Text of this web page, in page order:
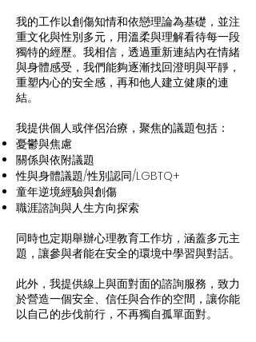
我的工作以創傷知情和依戀理論為基礎，並注
重文化與性別多元，用溫柔與理解看待每一段
獨特的經歷。我相信，透過重新連結內在情緒
與身體感受，我們能夠逐漸找回澄明與平靜，
重塑内心的安全感，再和他人建立健康的連
結。
我提供個人或伴侶治療，聚焦的議題包括：
憂鬱與焦慮
關係與依附議題
性與身體議題/性別認同/LGBTQ+
童年逆境經驗與創傷
職涯諮詢與人生方向探索
同時也定期舉辦心理教育工作坊，涵蓋多元主
題，讓參與者能在安全的環境中學習與對話。
此外，我提供線上與面對面的諮詢服務，致力
於營造一個安全、信任與合作的空間，讓你能
以自己的步伐前行，不再獨自孤單面對。